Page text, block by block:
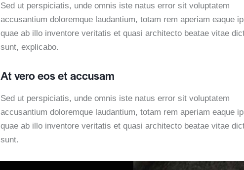
Sed ut perspiciatis, unde omnis iste natus error sit voluptatem
accusantium doloremque laudantium, totam rem aperiam eaque
quae ab illo inventore veritatis et quasi architecto beatae vitae
sunt, explicabo.
At vero eos et accusam
Sed ut perspiciatis, unde omnis iste natus error sit voluptatem
accusantium doloremque laudantium, totam rem aperiam eaque
quae ab illo inventore veritatis et quasi architecto beatae vitae
sunt.